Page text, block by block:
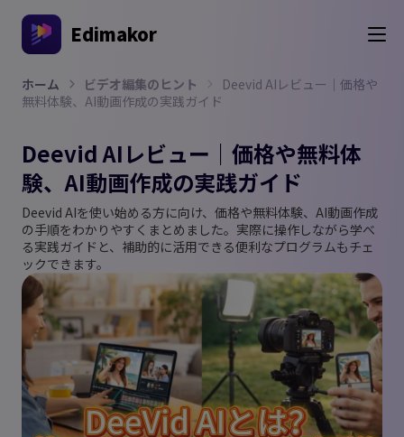
Edimakor
ホーム ビデオ編集のヒント
Deevid AIレビュー｜価格や
無料体験、AI動画作成の実践ガイド
Deevid AIレビュー｜価格や無料体
験、AI動画作成の実践ガイド
Deevid AIを使い始める方に向け、価格や無料体験、AI動画作成
の手順をわかりやすくまとめました。実際に操作しながら学べ
る実践ガイドと、補助的に活用できる便利なプログラムもチェ
ックできます。